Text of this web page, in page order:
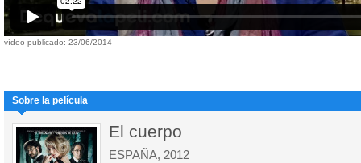
vídeo publicado: 23/06/2014
Sobre la película
El cuerpo
ESPAÑA, 2012